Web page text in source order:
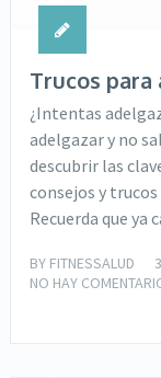
Trucos para
¿Intentas
adelgazar y no
descubrir las
consejos y
Recuerda que ya
BY FITNESSALUD
NO HAY